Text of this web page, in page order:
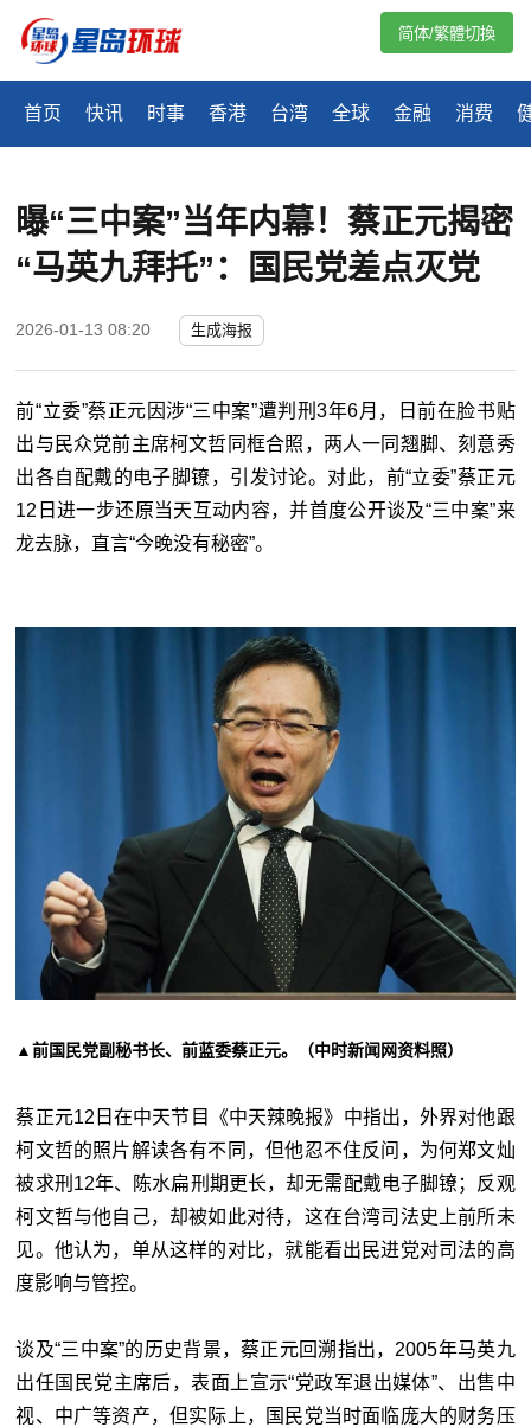
首页 快讯 时事 香港 台湾 全球 金融 消费
简体/繁體切換
曝“三中案”当年内幕！蔡正元揭密
“马英九拜托”：国民党差点灭党
2026-01-13 08:20 生成海报
前“立委”蔡正元因涉“三中案”遭判刑3年6月，日前在脸书贴
出与民众党前主席柯文哲同框合照，两人一同翘脚、刻意秀
出各自配戴的电子脚镣，引发讨论。对此，前“立委”蔡正元
12日进一步还原当天互动内容，并首度公开谈及“三中案”来
龙去脉，直言“今晚没有秘密”。
▲前国民党副秘书长、前蓝委蔡正元。（中时新闻网资料照）
蔡正元12日在中天节目《中天辣晚报》中指出，外界对他跟
柯文哲的照片解读各有不同，但他忍不住反问，为何郑文灿
被求刑12年、陈水扁刑期更长，却无需配戴电子脚镣；反观
柯文哲与他自己，却被如此对待，这在台湾司法史上前所未
见。他认为，单从这样的对比，就能看出民进党对司法的高
度影响与管控。
谈及“三中案”的历史背景，蔡正元回溯指出，2005年马英九
出任国民党主席后，表面上宣示“党政军退出媒体”、出售中
视、中广等资产，但实际上，国民党当时面临庞大的财务压